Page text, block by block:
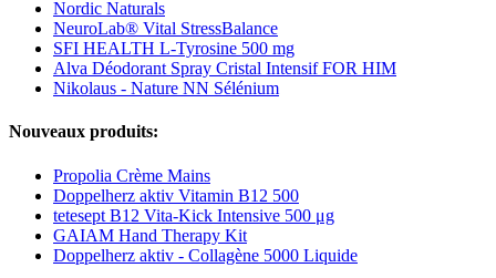
Nordic Naturals
NeuroLab® Vital StressBalance
SFI HEALTH L-Tyrosine 500 mg
Alva Déodorant Spray Cristal Intensif FOR HIM
Nikolaus - Nature NN Sélénium
Nouveaux produits:
Propolia Crème Mains
Doppelherz aktiv Vitamin B12 500
tetesept B12 Vita-Kick Intensive 500 μg
GAIAM Hand Therapy Kit
Doppelherz aktiv - Collagène 5000 Liquide